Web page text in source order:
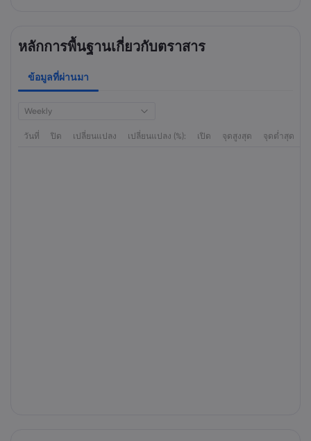
หลักการพื้นฐานเกี่ยวกับตราสาร
ข้อมูลที่ผ่านมา
Weekly
วันที่ ปิด เปลี่ยนแปลง เปลี่ยนแปลง (%): เปิด จุดสูงสุด จุดต่ำสุด